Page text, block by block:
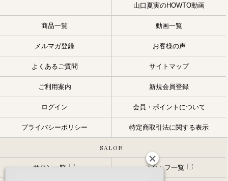
山口夏実のHOWTO動画
商品一覧 動画一覧
メルマガ登録 お客様の声
よくあるご質問 サイトマップ
ご利用案内 新規会員登録
ログイン 会員・ポイントについて
プライバシーポリシー 特定商取引法に関する表示
SALON
サロン一覧 スタッフ一覧